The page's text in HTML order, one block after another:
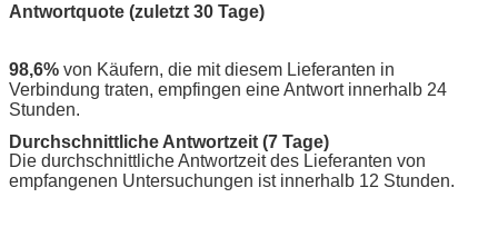
Antwortquote (zuletzt 30 Tage)
98,6% von Käufern, die mit diesem Lieferanten in
Verbindung traten, empfingen eine Antwort innerhalb 24
Stunden.
Durchschnittliche Antwortzeit (7 Tage)
Die durchschnittliche Antwortzeit des Lieferanten von
empfangenen Untersuchungen ist innerhalb 12 Stunden.